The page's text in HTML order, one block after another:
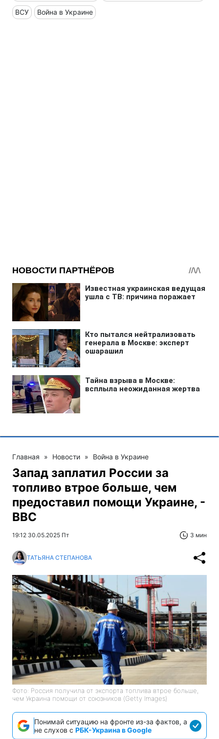
ВСУ Война в Украине
Главная » Новости » Война в Украине
Запад заплатил России за
топливо втрое больше, чем
предоставил помощи Украине, -
ВВС
19:12 30.05.2025 Пт 3 мин
ТАТЬЯНА СТЕПАНОВА
Фото: Россия получила от экспорта топлива втрое больше,
чем Украина помощи от союзников (Getty Images)
Понимай ситуацию на фронте из-за фактов, а
не слухов с РБК-Украина в Google